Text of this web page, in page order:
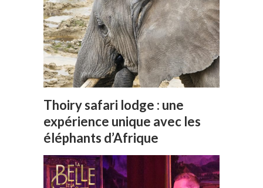
Thoiry safari lodge : une
expérience unique avec les
éléphants d’Afrique